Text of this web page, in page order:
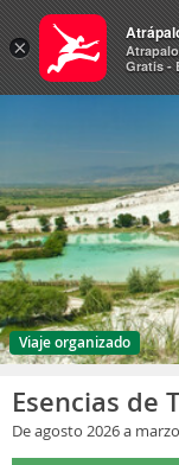
Viaje organizado
Esencias de
De agosto 2026a
×
Gratis -